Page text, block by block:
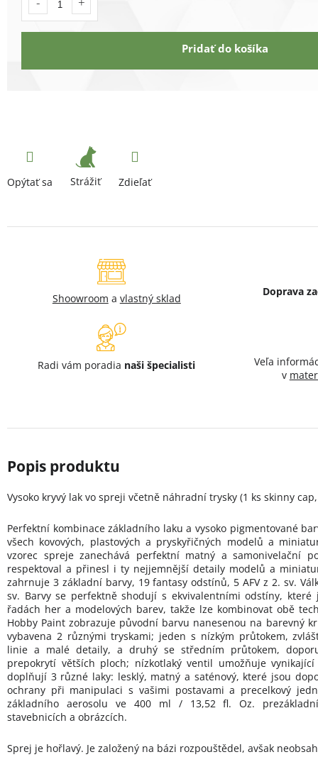
Pridať do košíka
Opýtať sa Strážiť Zdieľať
Shoowroom a vlastný sklad
Doprava
Radi vám poradia naši špecialisti
Veľa
v
Vysoko kryvý lak vo spreji včetně náhradní trysky (1 ks skinny
Perfektní kombinace základního laku a vysoko pigmentované
všech kovových, plastových a pryskyřičných modelů a
vzorec spreje zanechává perfektní matný a samonivelační
respektoval a přinesl i ty nejjemnější detaily modelů a
zahrnuje 3 základní barvy, 19 fantasy odstínů, 5 AFV z 2. sv.
sv. Barvy se perfektně shodují s ekvivalentními odstíny,
řadách her a modelových barev, takže lze kombinovat obě
Hobby Paint zobrazuje původní barvu nanesenou na barevný
vybavena 2 různými tryskami; jeden s nízkým průtokem,
linie a malé detaily, a druhý se středním průtokem,
prepokrytí větších ploch; nízkotlaký ventil umožňuje
doplňují 3 různé laky: lesklý, matný a saténový, které jsou
ochrany při manipulaci s vašimi postavami a precelkový
základního aerosolu ve 400 ml / 13,52 fl. Oz.
stavebnicích a obrázcích.
Sprej je hořlavý. Je založený na bázi rozpouštědel, avšak